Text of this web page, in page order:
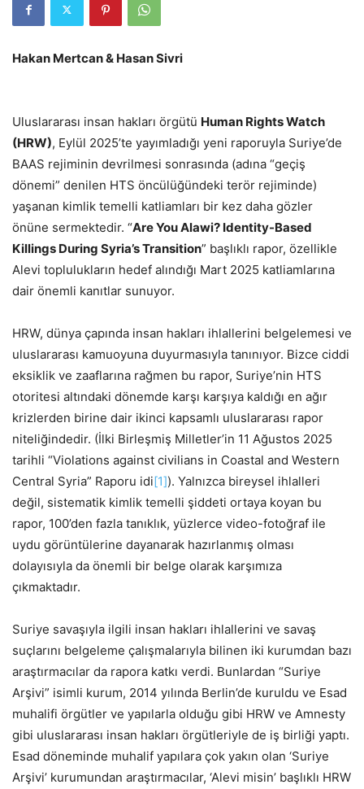
Hakan Mertcan & Hasan Sivri
Uluslararası insan hakları örgütü Human Rights Watch
(HRW), Eylül 2025’te yayımladığı yeni raporuyla Suriye’de
BAAS rejiminin devrilmesi sonrasında (adına “geçiş
dönemi” denilen HTS öncülüğündeki terör rejiminde)
yaşanan kimlik temelli katliamları bir kez daha gözler
önüne sermektedir. “Are You Alawi? Identity-Based
Killings During Syria’s Transition” başlıklı rapor, özellikle
Alevi toplulukların hedef alındığı Mart 2025 katliamlarına
dair önemli kanıtlar sunuyor.
HRW, dünya çapında insan hakları ihlallerini belgelemesi ve
uluslararası kamuoyuna duyurmasıyla tanınıyor. Bizce ciddi
eksiklik ve zaaflarına rağmen bu rapor, Suriye’nin HTS
otoritesi altındaki dönemde karşı karşıya kaldığı en ağır
krizlerden birine dair ikinci kapsamlı uluslararası rapor
niteliğindedir. (İlki Birleşmiş Milletler’in 11 Ağustos 2025
tarihli “Violations against civilians in Coastal and Western
Central Syria” Raporu idi[1]). Yalnızca bireysel ihlalleri
değil, sistematik kimlik temelli şiddeti ortaya koyan bu
rapor, 100’den fazla tanıklık, yüzlerce video-fotoğraf ile
uydu görüntülerine dayanarak hazırlanmış olması
dolayısıyla da önemli bir belge olarak karşımıza
çıkmaktadır.
Suriye savaşıyla ilgili insan hakları ihlallerini ve savaş
suçlarını belgeleme çalışmalarıyla bilinen iki kurumdan bazı
araştırmacılar da rapora katkı verdi. Bunlardan “Suriye
Arşivi” isimli kurum, 2014 yılında Berlin’de kuruldu ve Esad
muhalifi örgütler ve yapılarla olduğu gibi HRW ve Amnesty
gibi uluslararası insan hakları örgütleriyle de iş birliği yaptı.
Esad döneminde muhalif yapılara çok yakın olan ‘Suriye
Arşivi’ kurumundan araştırmacılar, ‘Alevi misin’ başlıklı HRW